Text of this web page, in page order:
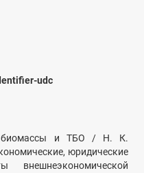
udc
биомассы и ТБО / Н. К.
юридические
внешнеэкономической